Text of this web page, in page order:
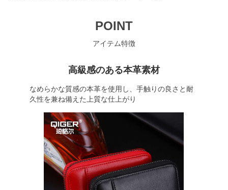
POINT
アイテム特徴
高級感のある本革素材
なめらかな質感の本革を使用し、手触りの良さと耐
久性を兼ね備えた上質な仕上がり